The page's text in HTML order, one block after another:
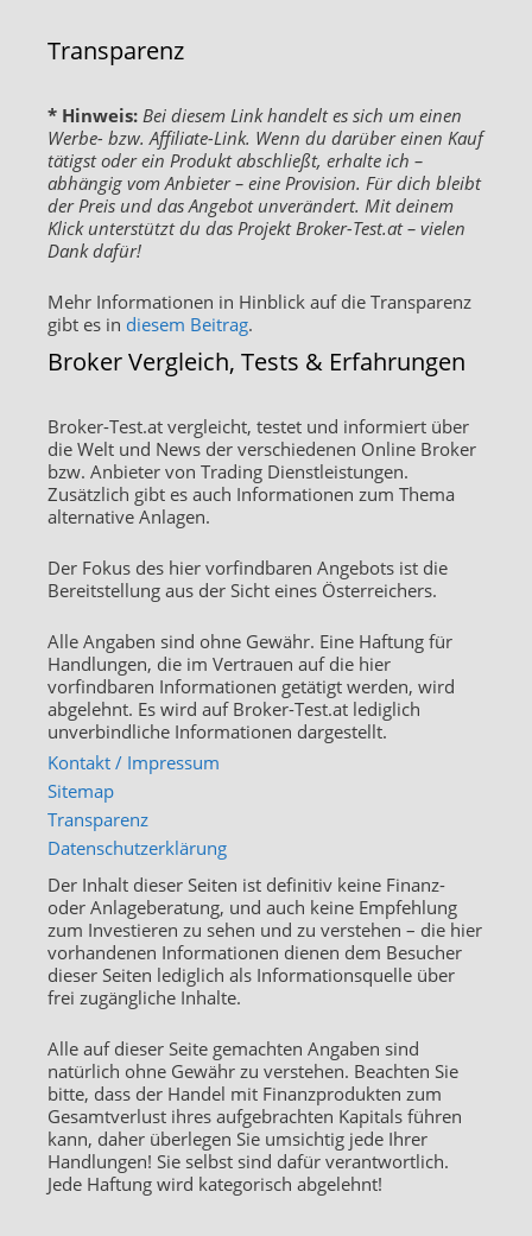
Transparenz
* Hinweis: Bei diesem Link handelt es sich um einen
Werbe- bzw. Affiliate-Link. Wenn du darüber einen Kauf
tätigst oder ein Produkt abschließt, erhalte ich –
abhängig vom Anbieter – eine Provision. Für dich bleibt
der Preis und das Angebot unverändert. Mit deinem
Klick unterstützt du das Projekt Broker-Test.at – vielen
Dank dafür!
Mehr Informationen in Hinblick auf die Transparenz
gibt es in diesem Beitrag.
Broker Vergleich, Tests & Erfahrungen
Broker-Test.at vergleicht, testet und informiert über
die Welt und News der verschiedenen Online Broker
bzw. Anbieter von Trading Dienstleistungen.
Zusätzlich gibt es auch Informationen zum Thema
alternative Anlagen.
Der Fokus des hier vorfindbaren Angebots ist die
Bereitstellung aus der Sicht eines Österreichers.
Alle Angaben sind ohne Gewähr. Eine Haftung für
Handlungen, die im Vertrauen auf die hier
vorfindbaren Informationen getätigt werden, wird
abgelehnt. Es wird auf Broker-Test.at lediglich
unverbindliche Informationen dargestellt.
Kontakt / Impressum
Sitemap
Transparenz
Datenschutzerklärung
Der Inhalt dieser Seiten ist definitiv keine Finanz-
oder Anlageberatung, und auch keine Empfehlung
zum Investieren zu sehen und zu verstehen – die hier
vorhandenen Informationen dienen dem Besucher
dieser Seiten lediglich als Informationsquelle über
frei zugängliche Inhalte.
Alle auf dieser Seite gemachten Angaben sind
natürlich ohne Gewähr zu verstehen. Beachten Sie
bitte, dass der Handel mit Finanzprodukten zum
Gesamtverlust ihres aufgebrachten Kapitals führen
kann, daher überlegen Sie umsichtig jede Ihrer
Handlungen! Sie selbst sind dafür verantwortlich.
Jede Haftung wird kategorisch abgelehnt!